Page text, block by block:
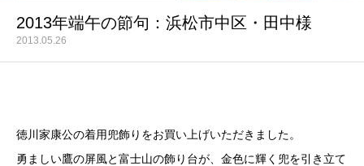
2013年端午の節句：浜松市中区・田中様
2013.05.26
徳川家康公の着用兜飾りをお買い上げいただきました。
勇ましい鷹の屏風と富士山の飾り台が、金色に輝く兜を引き立て